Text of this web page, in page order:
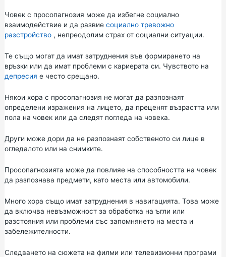
Човек с просопагнозия може да избегне социално
взаимодействие и да развие социално тревожно
разстройство, непреодолим страх от социални ситуации.
Те също могат да имат затруднения във формирането на
връзки или да имат проблеми с кариерата си. Чувството на
депресия е често срещано.
Някои хора с просопагнозия не могат да разпознаят
определени изражения на лицето, да преценят възрастта или
пола на човек или да следят погледа на човека.
Други може дори да не разпознаят собственото си лице в
огледалото или на снимките.
Просопагнозията може да повлияе на способността на човек
да разпознава предмети, като места или автомобили.
Много хора също имат затруднения в навигацията. Това може
да включва невъзможност за обработка на ъгли или
разстояния или проблеми със запомнянето на места и
забележителности.
Следването на сюжета на филми или телевизионни програми